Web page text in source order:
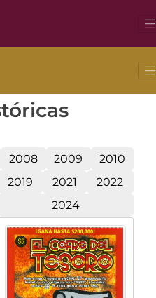
2008 2009
2010
2019 2021
2022
2024